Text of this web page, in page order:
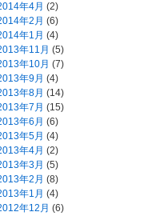
年4月 (2)
年2月 (6)
年1月 (4)
年11月 (5)
年10月 (7)
年9月 (4)
年8月 (14)
年7月 (15)
年6月 (6)
年5月 (4)
年4月 (2)
年3月 (5)
年2月 (8)
年1月 (4)
年12月 (6)